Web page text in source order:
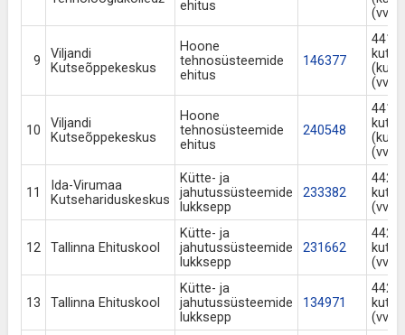
ehitus
(vv
9
Viljandi
Kutseõppekeskus
Hoone
tehnosüsteemide
ehitus
146377
441
(vv
10
Viljandi
Kutseõppekeskus
Hoone
tehnosüsteemide
ehitus
240548
441
(vv
11
Ida-Virumaa
Kutsehariduskeskus
Kütte- ja
jahutussüsteemide
lukksepp
233382
442
(vv
12 Tallinna Ehituskool
Kütte- ja
jahutussüsteemide
lukksepp
231662
442
(vv
13 Tallinna Ehituskool
Kütte- ja
jahutussüsteemide
lukksepp
134971
442
(vv